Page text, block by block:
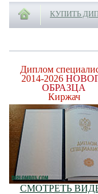
КУПИТЬ
Диплом
2014-2026
ОБРАЗЦА
Киржач
СМОТРЕТЬ